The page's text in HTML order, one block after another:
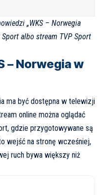
„WKS – Norwegia
Sport albo stream TVP Sport
– Norwegia w
ma być dostępna w telewizji
online można oglądać
gdzie przygotowywane są
wejść na stronę wcześniej,
ruch bywa większy niż